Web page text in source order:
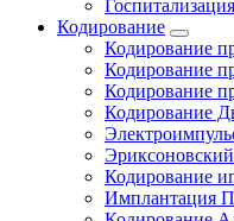
Госпитализация
Кодирование
Кодирование
Кодирование
Кодирование
Кодирование
Кодирование
Имплантация